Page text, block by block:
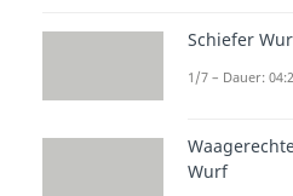
des
-
Schiefer
1/7 – Dauer:
Wurf